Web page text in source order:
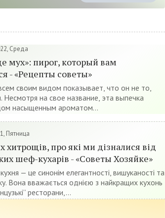
Среда
мух»: пирог, который вам
- «Рецепты советы»
своим видом показывает, что он не то,
Несмотря на свое название, эта выпечка
насыщенным ароматом...
Пятница
хитрощів, про які ми дізналися від
шеф-кухарів - «Советы Хозяйке»
— це синонім елегантності, вишуканості та
Вона вважається однією з найкращих кухонь
ресторани,...